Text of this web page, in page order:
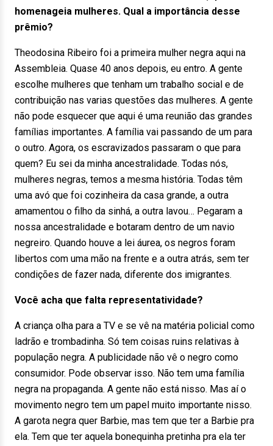
homenageia mulheres. Qual a importância desse
prêmio?
Theodosina Ribeiro foi a primeira mulher negra aqui na
Assembleia. Quase 40 anos depois, eu entro. A gente
escolhe mulheres que tenham um trabalho social e de
contribuição nas varias questões das mulheres. A gente
não pode esquecer que aqui é uma reunião das grandes
famílias importantes. A família vai passando de um para
o outro. Agora, os escravizados passaram o que para
quem? Eu sei da minha ancestralidade. Todas nós,
mulheres negras, temos a mesma história. Todas têm
uma avó que foi cozinheira da casa grande, a outra
amamentou o filho da sinhá, a outra lavou… Pegaram a
nossa ancestralidade e botaram dentro de um navio
negreiro. Quando houve a lei áurea, os negros foram
libertos com uma mão na frente e a outra atrás, sem ter
condições de fazer nada, diferente dos imigrantes.
Você acha que falta representatividade?
A criança olha para a TV e se vê na matéria policial como
ladrão e trombadinha. Só tem coisas ruins relativas à
população negra. A publicidade não vê o negro como
consumidor. Pode observar isso. Não tem uma família
negra na propaganda. A gente não está nisso. Mas aí o
movimento negro tem um papel muito importante nisso.
A garota negra quer Barbie, mas tem que ter a Barbie pra
ela. Tem que ter aquela bonequinha pretinha pra ela ter